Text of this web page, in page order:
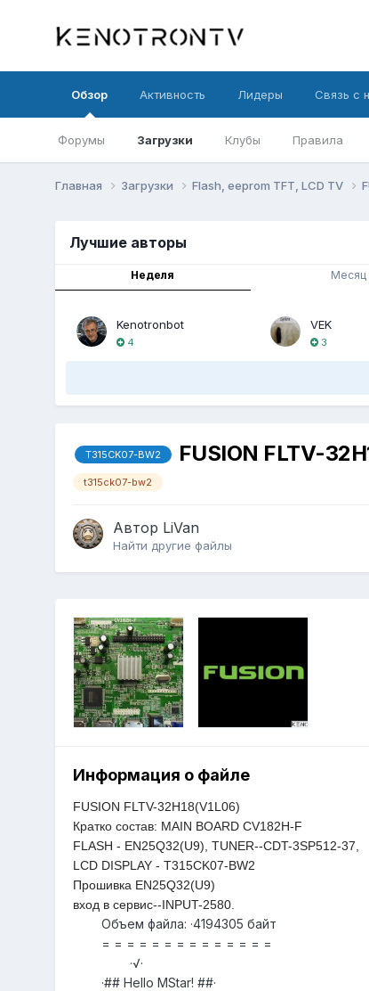
Обзор
Форумы Загрузки Клубы Правила
Активность Лидеры Связь с
Главная Загрузки Flash, eeprom TFT, LCD TV
Лучшие авторы
Неделя Месяц
Kenotronbot
4
VEK
3
T315CK07-BW2 FUSION FLTV-
t315ck07-bw2
Автор LiVan
Найти другие файлы
Информация о файле
FUSION FLTV-32H18(V1L06)
Кратко состав: MAIN BOARD CV182H-F
FLASH - EN25Q32(U9), TUNER--CDT-3SP512-37,
LCD DISPLAY - T315CK07-BW2
Прошивка EN25Q32(U9)
вход в сервис--INPUT-2580.
Объем файла: ·4194305 байт
= = = = = = = = = = = = = =
·√·
·## Hello MStar! ##·